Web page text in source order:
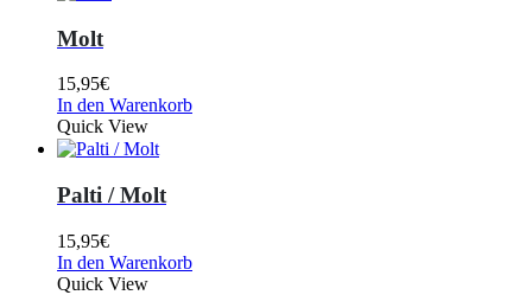
Molt
15,95€
In den Warenkorb
Quick View
Palti / Molt
15,95€
In den Warenkorb
Quick View